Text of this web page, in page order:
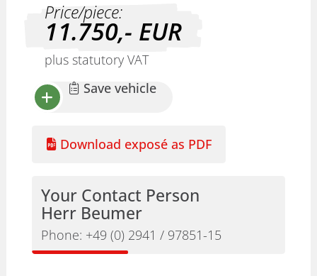
Price/piece:
11.750,- EUR
plus statutory VAT
Save vehicle
Download exposé as PDF
Your Contact Person
Herr Beumer
Phone: +49 (0) 2941 / 97851-15